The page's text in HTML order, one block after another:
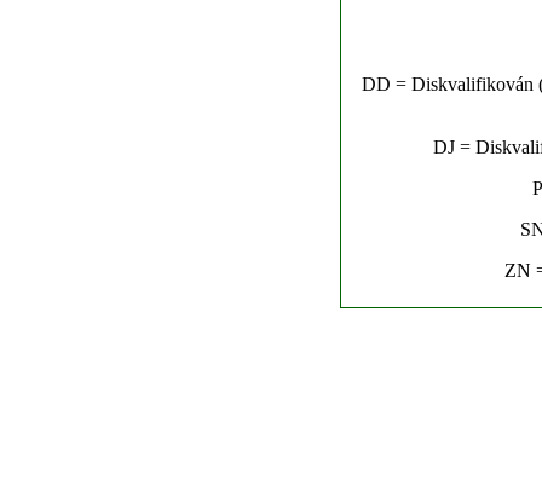
DD = Diskvalifikován
DJ =
ZN